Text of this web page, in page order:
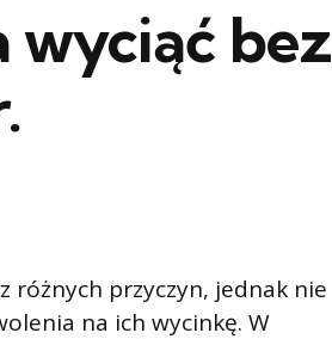
wyciąć bez
różnych przyczyn, jednak nie
na ich wycinkę. W